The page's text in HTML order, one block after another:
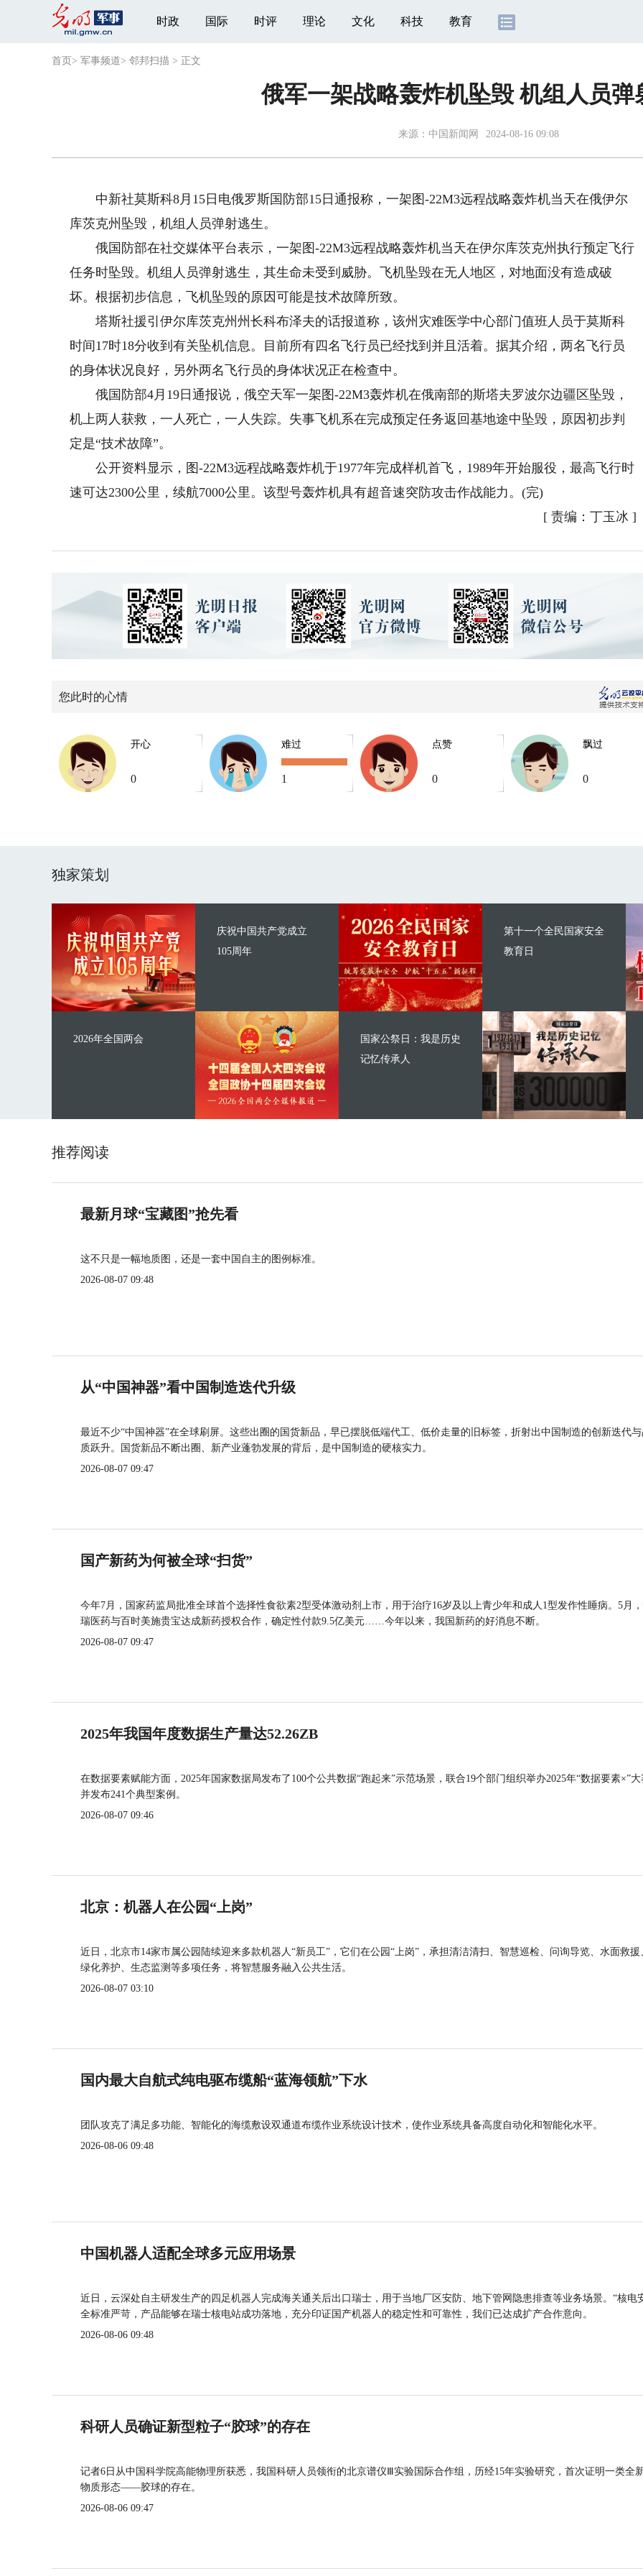
时政 国际 时评 理论 文化 科技 教育
首页 > 军事频道> 邻邦扫描 > 正文
俄军一架战略轰炸机坠毁 机组人员弹
来源： 中国新闻网 2024-08-16 09:08
中新社莫斯科8月15日电俄罗斯国防部15日通报称，一架图-22M3远程战略轰炸机当天在俄伊尔
库茨克州坠毁，机组人员弹射逃生。
俄国防部在社交媒体平台表示，一架图-22M3远程战略轰炸机当天在伊尔库茨克州执行预定飞行
任务时坠毁。机组人员弹射逃生，其生命未受到威胁。飞机坠毁在无人地区，对地面没有造成破
坏。根据初步信息，飞机坠毁的原因可能是技术故障所致。
塔斯社援引伊尔库茨克州州长科布泽夫的话报道称，该州灾难医学中心部门值班人员于莫斯科
时间17时18分收到有关坠机信息。目前所有四名飞行员已经找到并且活着。据其介绍，两名飞行员
的身体状况良好，另外两名飞行员的身体状况正在检查中。
俄国防部4月19日通报说，俄空天军一架图-22M3轰炸机在俄南部的斯塔夫罗波尔边疆区坠毁，
机上两人获救，一人死亡，一人失踪。失事飞机系在完成预定任务返回基地途中坠毁，原因初步判
定是“技术故障”。
公开资料显示，图-22M3远程战略轰炸机于1977年完成样机首飞，1989年开始服役，最高飞行时
速可达2300公里，续航7000公里。该型号轰炸机具有超音速突防攻击作战能力。(完)
[ 责编：丁玉冰 ]
您此时的心情
开心
0
难过
1
点赞
0
飘过
0
独家策划
庆祝中国共产党成立
105周年
2026年全国两会
第十一个全民国家安全
教育日
国家公祭日：我是历史
记忆传承人
推荐阅读
最新月球“宝藏图”抢先看
这不只是一幅地质图，还是一套中国自主的图例标准。
2026-08-07 09:48
从“中国神器”看中国制造迭代升级
最近不少“中国神器”在全球刷屏。这些出圈的国货新品，早已摆脱低端代工、低价走量的旧标签，折射出中国制造的创新迭代
质跃升。国货新品不断出圈、新产业蓬勃发展的背后，是中国制造的硬核实力。
2026-08-07 09:47
国产新药为何被全球“扫货”
今年7月，国家药监局批准全球首个选择性食欲素2型受体激动剂上市，用于治疗16岁及以上青少年和成人1型发作性睡病。5月
瑞医药与百时美施贵宝达成新药授权合作，确定性付款9.5亿美元……今年以来，我国新药的好消息不断。
2026-08-07 09:47
2025年我国年度数据生产量达52.26ZB
在数据要素赋能方面，2025年国家数据局发布了100个公共数据“跑起来”示范场景，联合19个部门组织举办2025年“数据要素×”大
并发布241个典型案例。
2026-08-07 09:46
北京：机器人在公园“上岗”
近日，北京市14家市属公园陆续迎来多款机器人“新员工”，它们在公园“上岗”，承担清洁清扫、智慧巡检、问询导览、水面救援
绿化养护、生态监测等多项任务，将智慧服务融入公共生活。
2026-08-07 03:10
国内最大自航式纯电驱布缆船“蓝海领航”下水
团队攻克了满足多功能、智能化的海缆敷设双通道布缆作业系统设计技术，使作业系统具备高度自动化和智能化水平。
2026-08-06 09:48
中国机器人适配全球多元应用场景
近日，云深处自主研发生产的四足机器人完成海关通关后出口瑞士，用于当地厂区安防、地下管网隐患排查等业务场景。“核电
全标准严苛，产品能够在瑞士核电站成功落地，充分印证国产机器人的稳定性和可靠性，我们已达成扩产合作意向。
2026-08-06 09:48
科研人员确证新型粒子“胶球”的存在
记者6日从中国科学院高能物理所获悉，我国科研人员领衔的北京谱仪Ⅲ实验国际合作组，历经15年实验研究，首次证明一类全
物质形态——胶球的存在。
2026-08-06 09:47